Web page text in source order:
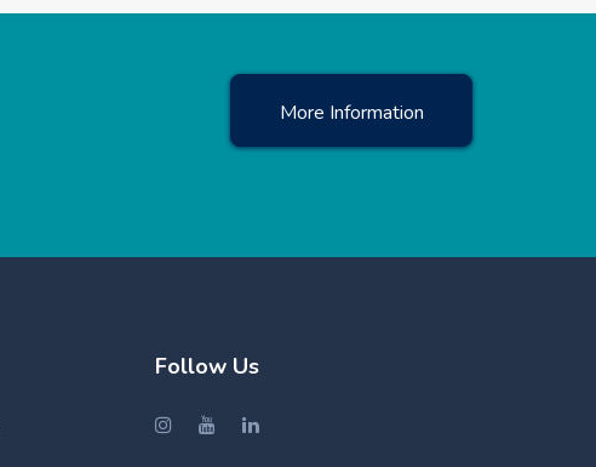
More Information
Follow Us